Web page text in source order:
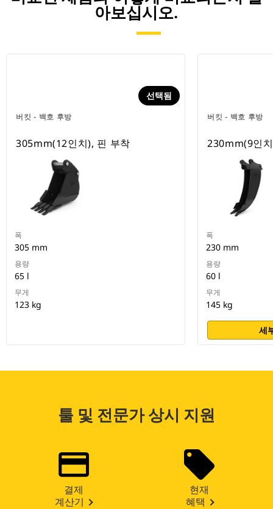
아보십시오.
버킷 - 백호 후방
선택됨
305mm(12인치), 핀 부착
폭
305 mm
용량
65 l
무게
123 kg
버킷 - 백호 후방
230mm(9인
폭
230 mm
용량
60 l
무게
145 kg
세
툴 및 전문가 상시 지원
결제
계산기
현재
혜택